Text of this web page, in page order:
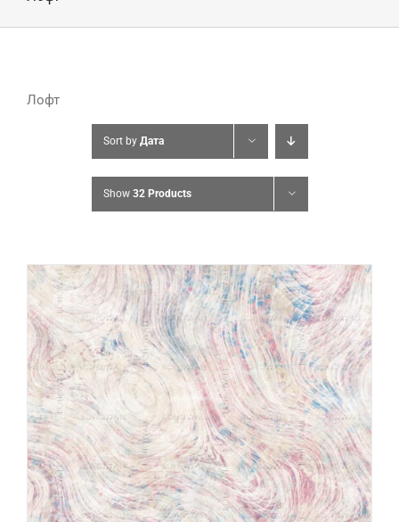
Лофт
Sort by Дата
Show 32 Products